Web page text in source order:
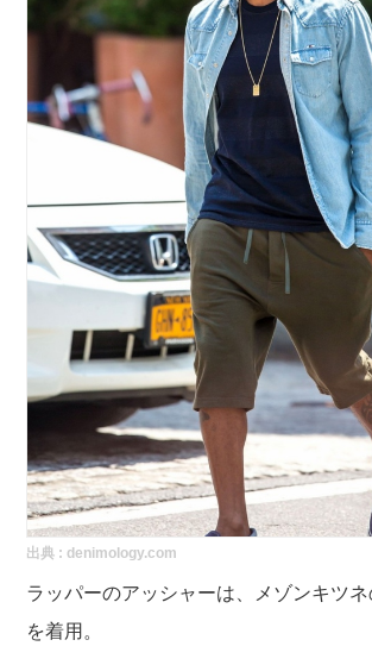
出典 :denimology.com
ラッパーのアッシャーは、メゾンキツ
を着用。